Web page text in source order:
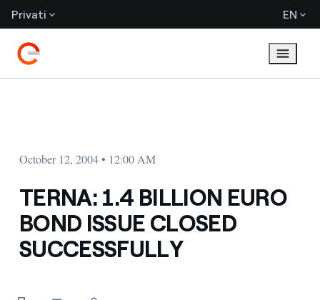
Privati EN
October 12, 2004 • 12:00 AM
TERNA: 1.4 BILLION EURO
BOND ISSUE CLOSED
SUCCESSFULLY